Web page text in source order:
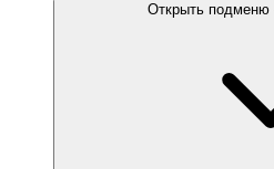
Открыть подменю